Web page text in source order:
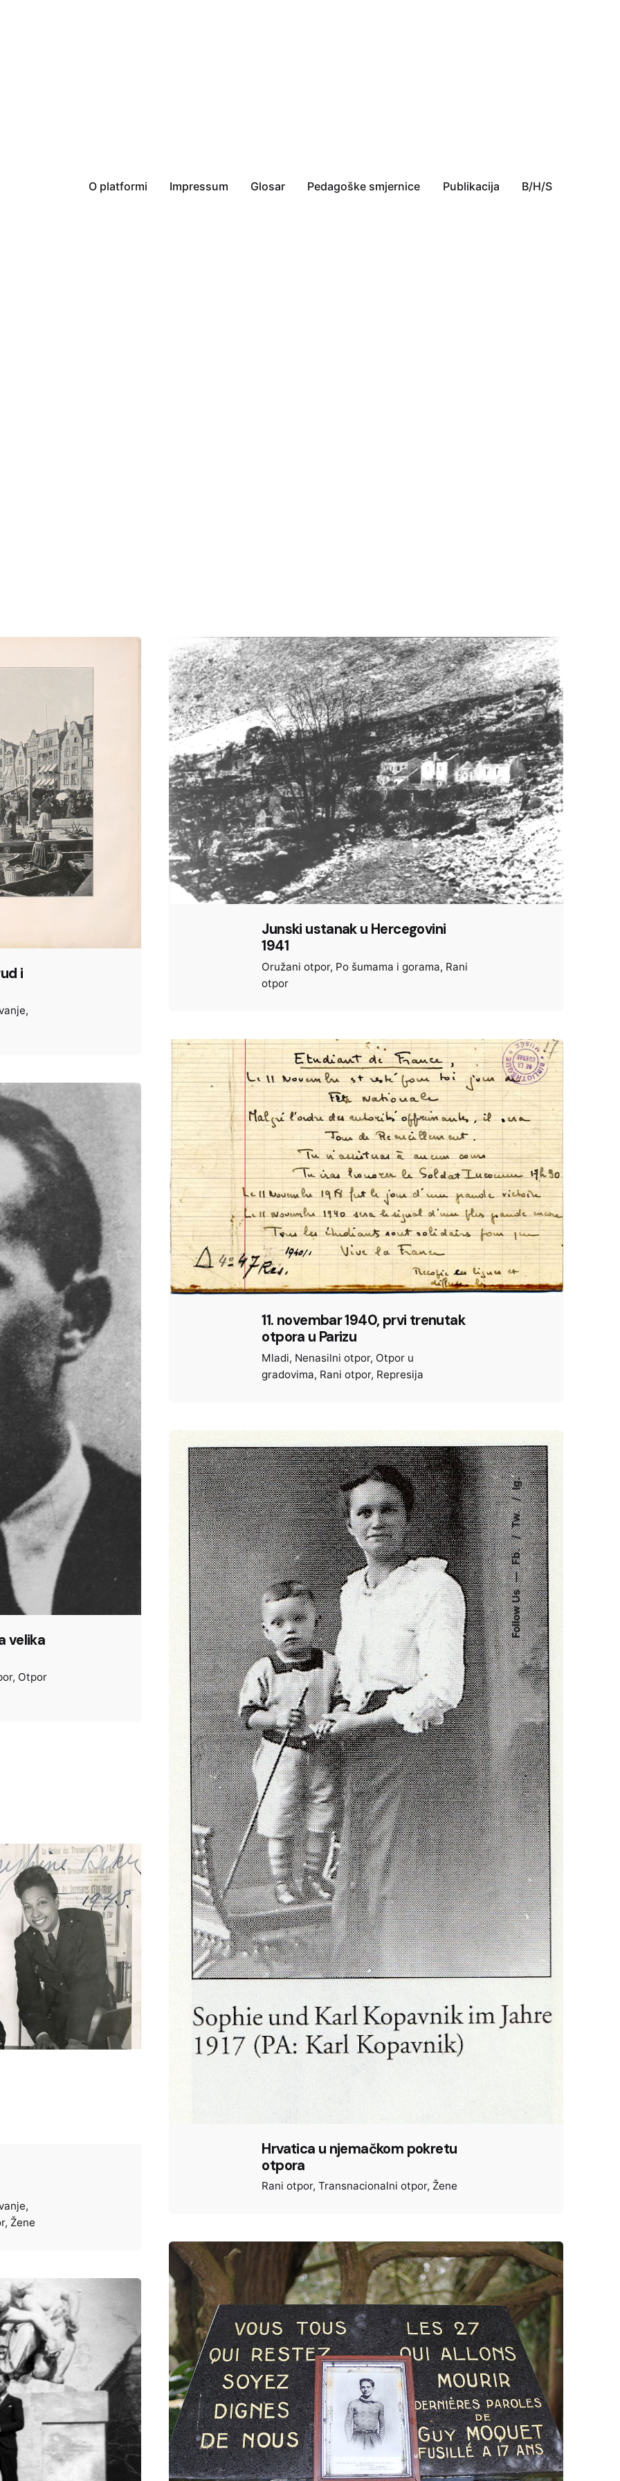
Follow Us
—
Fb.
Tw.
Ig.
O platformi Impressum Glosar Pedagoške smjernice Publikacija B/H/S
i
Junski ustanak u Hercegovini
1941
Oružani otpor Po šumama i gorama Rani
otpor
velika
Otpor
11. novembar 1940, prvi trenutak
otpora u Parizu
Mladi Nenasilni otpor Otpor u
gradovima Rani otpor Represija
Žene
Hrvatica u njemačkom pokretu
otpora
Rani otpor Transnacionalni otpor Žene